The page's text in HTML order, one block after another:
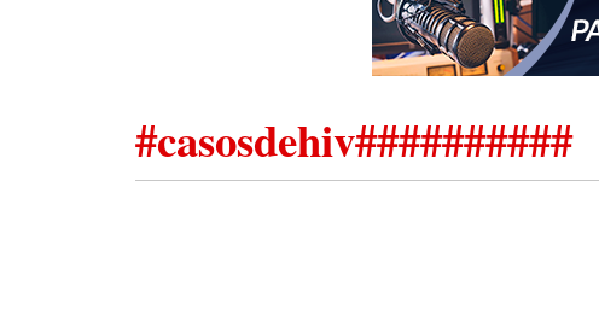
#casosdehiv##########